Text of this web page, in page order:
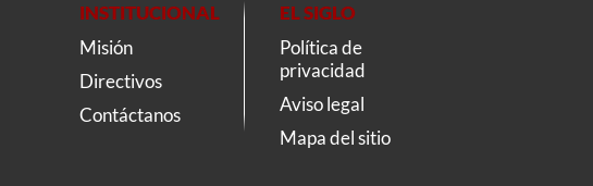
INSTITUCIONAL
Misión
Directivos
Contáctanos
EL SIGLO
Política de
privacidad
Aviso legal
Mapa del sitio